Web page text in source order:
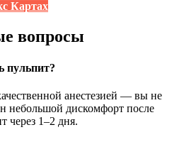
Картах
вопросы
пульпит?
анестезией — вы не
небольшой дискомфорт после
через 1–2 дня.